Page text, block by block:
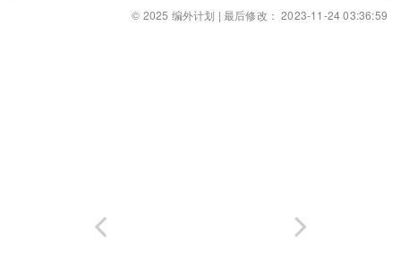
© 2025 编外计划 | 最后修改： 2023-11-24 03:36:59